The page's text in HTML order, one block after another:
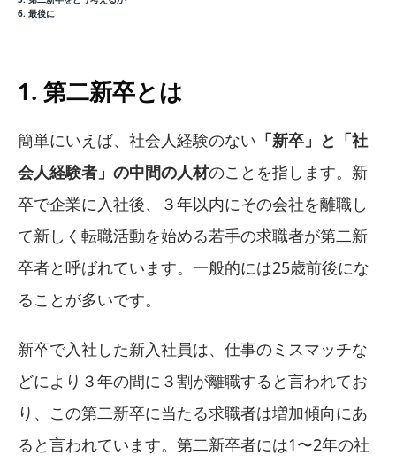
6. 最後に
1. 第二新卒とは
簡単にいえば、社会人経験のない 「新卒」と「社
会人経験者」の中間の人材のことを指します。新
卒で企業に入社後、３年以内にその会社を離職し
て新しく転職活動を始める若手の求職者が第二新
卒者と呼ばれています。一般的には25歳前後にな
ることが多いです。
新卒で入社した新入社員は、仕事のミスマッチな
どにより３年の間に３割が離職すると言われてお
り、この第二新卒に当たる求職者は増加傾向にあ
ると言われています。第二新卒者には1〜2年の社